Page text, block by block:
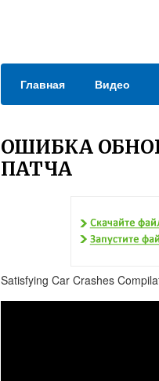
Главная Видео
ОШИБКА
ПАТЧА
Satisfying Car Crashes